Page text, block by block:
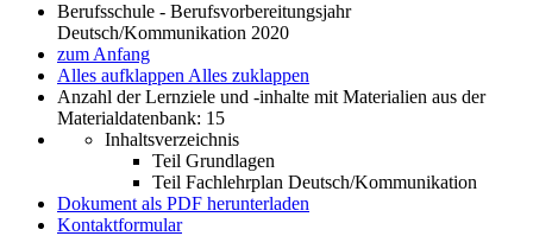
Berufsschule - Berufsvorbereitungsjahr
Deutsch/Kommunikation 2020
zum Anfang
Alles aufklappen Alles zuklappen
Anzahl der Lernziele und -inhalte mit Materialien aus der
Materialdatenbank: 15
Inhaltsverzeichnis
Teil Grundlagen
Teil Fachlehrplan Deutsch/Kommunikation
Dokument als PDF herunterladen
Kontaktformular